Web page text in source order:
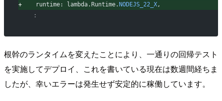
+
    runtime: lambda.Runtime.
NODEJS_22_X,
   ：
根幹のランタイムを変えたことにより、一通りの回帰テスト
を実施してデプロイ、これを書いている現在は数週間経ちま
したが、幸いエラーは発生せず安定的に稼働しています。